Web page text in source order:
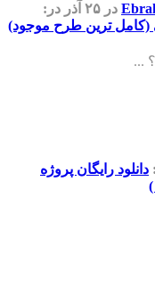
در ۲۵ آذر
در:
(کامل ترین طرح موجود)
...
دانلود رایگان پروژه